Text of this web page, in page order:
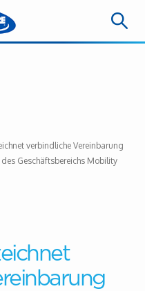
verbindliche Vereinbarung
Geschäftsbereichs Mobility